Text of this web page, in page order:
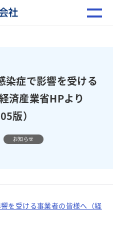
染症で影響を受ける
済産業省HPより
版）
お知らせ
を受ける事業者の皆様へ（経